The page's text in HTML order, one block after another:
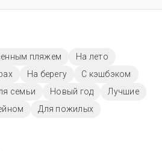
пляжем
На лето
На берегу
С кэшбэком
семьи Новый год
Лучшие
Для пожилых